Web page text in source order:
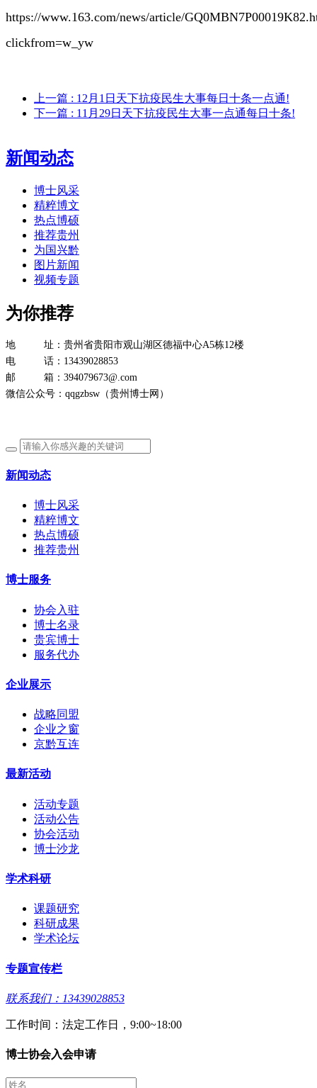
https://www.163.com/news/article/
clickfrom=w_yw
上一篇 : 12月1日天下抗疫民生大事每日十条一点通!
下一篇 : 11月29日天下抗疫民生大事一点通每日十条!
新闻动态
博士风采
精粹博文
热点博硕
推荐贵州
为国兴黔
图片新闻
视频专题
为你推荐
地 址：贵州省贵阳市观山湖区德福中心A5栋12楼
电 话：13439028853
邮 箱：394079673@.com
微信公众号：qqgzbsw（贵州博士网）
新闻动态
博士风采
精粹博文
热点博硕
推荐贵州
博士服务
协会入驻
博士名录
贵宾博士
服务代办
企业展示
战略同盟
企业之窗
京黔互连
最新活动
活动专题
活动公告
协会活动
博士沙龙
学术科研
课题研究
科研成果
学术论坛
专题宣传栏
联系我们：13439028853
工作时间：法定工作日，9:00~18:00
博士协会入会申请